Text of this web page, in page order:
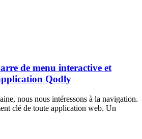
de menu interactive et
Qodly
nous nous intéressons à la navigation.
clé de toute application web. Un